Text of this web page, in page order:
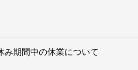
み期間中の休業について